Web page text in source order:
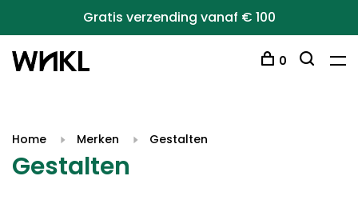
Gratis verzending vanaf € 100
0
Home Merken Gestalten
Gestalten